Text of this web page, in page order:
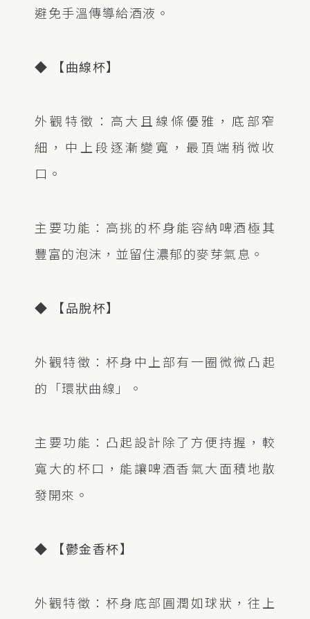
避免手溫傳導給酒液。
◆ 【曲線杯】
外觀特徵：高大且線條優雅，底部窄
細，中上段逐漸變寬，最頂端稍微收
口。
主要功能：高挑的杯身能容納啤酒極其
豐富的泡沫，並留住濃郁的麥芽氣息。
◆ 【品脫杯】
外觀特徵：杯身中上部有一圈微微凸起
的「環狀曲線」。
主要功能：凸起設計除了方便持握，較
寬大的杯口，能讓啤酒香氣大面積地散
發開來。
◆ 【鬱金香杯】
外觀特徵：杯身底部圓潤如球狀，往上